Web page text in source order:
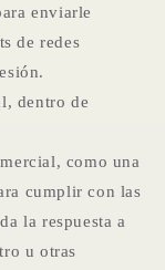
enviarle
de redes
dentro de
como una
cumplir con las
la respuesta a
u otras